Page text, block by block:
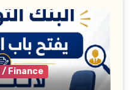
/ Finance